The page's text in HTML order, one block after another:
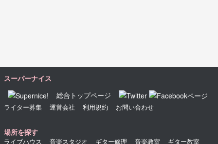
スーパーナイス
総合トップページ
ライター募集 運営会社 利用規約 お問い合わせ
場所を探す
ライブハウス 音楽スタジオ ギター修理 音楽教室 ギター教室